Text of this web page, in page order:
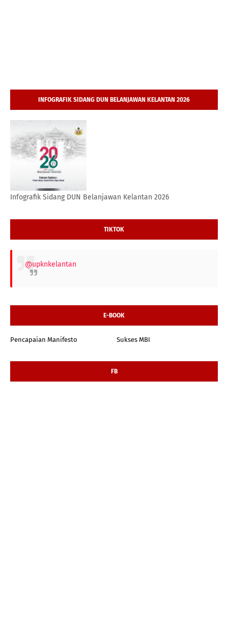
INFOGRAFIK SIDANG DUN BELANJAWAN KELANTAN 2026
Infografik Sidang DUN Belanjawan Kelantan 2026
TIKTOK
@upknkelantan
E-BOOK
Pencapaian Manifesto Sukses MBI
FB